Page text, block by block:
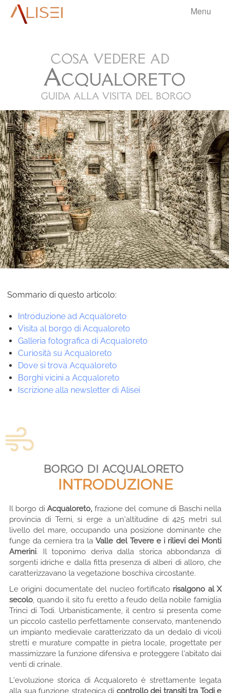
aliseri Menu
BORGHI▼
VIAGGI▼
BLOG▼
INFO▼
cosa vedere ad
Acqualoreto
guida alla visita del borgo
.
.
.
.
Sommario di questo articolo:
Introduzione ad Acqualoreto
Visita al borgo di Acqualoreto
Galleria fotografica di Acqualoreto
Curiosità su Acqualoreto
Dove si trova Acqualoreto
Borghi vicini a Acqualoreto
Iscrizione alla newsletter di Alisei
borgo di acqualoreto
INTRODUZIONE
Il borgo diAcqualoreto, frazione del comune di Baschi nella
provincia di Terni, si erge a un'altitudine di 425 metri sul
livello del mare, occupando una posizione dominante che
funge da cerniera tra laValle del Tevere e i rilievi dei Monti
Amerini. Il toponimo deriva dalla storica abbondanza di
sorgenti idriche e dalla fitta presenza di alberi di alloro, che
caratterizzavano la vegetazione boschiva circostante.
Le origini documentate del nucleo fortificato risalgono al X
secolo, quando il sito fu eretto a feudo della nobile famiglia
Trinci di Todi. Urbanisticamente, il centro si presenta come
un piccolo castello perfettamente conservato, mantenendo
un impianto medievale caratterizzato da un dedalo di vicoli
stretti e murature compatte in pietra locale, progettate per
massimizzare la funzione difensiva e proteggere l'abitato dai
venti di crinale.
L'evoluzione storica di Acqualoreto è strettamente legata
alla sua funzione strategica di controllo dei transiti tra Todi e